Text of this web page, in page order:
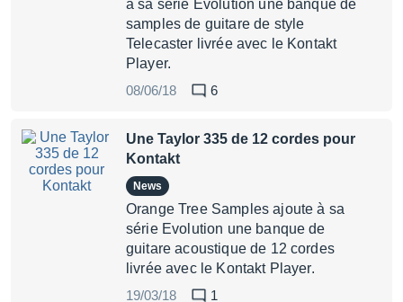
à sa série Evolution une banque de
samples de guitare de style
Telecaster livrée avec le Kontakt
Player.
08/06/18
6
Une Taylor 335 de 12 cordes pour
Kontakt
News
Orange Tree Samples ajoute à sa
série Evolution une banque de
guitare acoustique de 12 cordes
livrée avec le Kontakt Player.
19/03/18
1